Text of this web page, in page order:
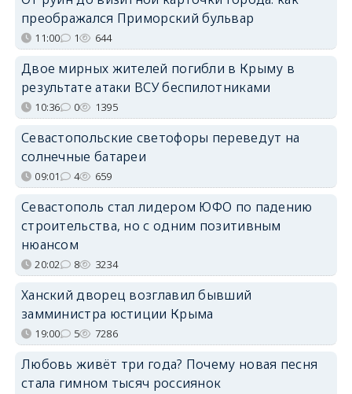
преображался Приморский бульвар
11:00 1 644
Двое мирных жителей погибли в Крыму в
результате атаки ВСУ беспилотниками
10:36 0 1395
Севастопольские светофоры переведут на
солнечные батареи
09:01 4 659
Севастополь стал лидером ЮФО по падению
строительства, но с одним позитивным
нюансом
20:02 8 3234
Ханский дворец возглавил бывший
замминистра юстиции Крыма
19:00 5 7286
Любовь живёт три года? Почему новая песня
стала гимном тысяч россиянок